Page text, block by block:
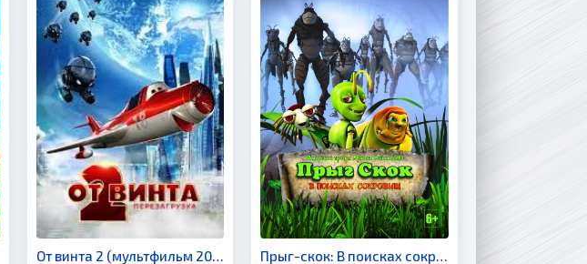
От винта 2 (мультфильм 2020) Прыг-скок: В поисках сокровищ (мультфильм 2020)